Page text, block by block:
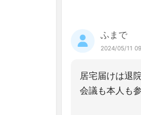
ふまで
2024/05/11
居宅届けは退
会議も本人も